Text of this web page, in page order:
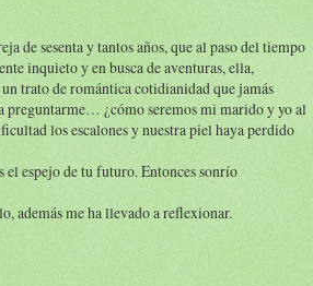
de sesenta y tantos años, que al paso del tiempo
inquieto y en busca de aventuras, ella,
trato de romántica cotidianidad que jamás
preguntarme… ¿cómo seremos mi marido y yo al
los escalones y nuestra piel haya perdido
el espejo de tu futuro. Entonces sonrío
además me ha llevado a reflexionar.